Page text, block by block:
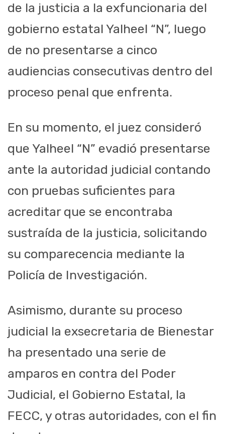
de la justicia a la exfuncionaria del
gobierno estatal Yalheel “N”, luego
de no presentarse a cinco
audiencias consecutivas dentro del
proceso penal que enfrenta.
En su momento, el juez consideró
que Yalheel “N” evadió presentarse
ante la autoridad judicial contando
con pruebas suficientes para
acreditar que se encontraba
sustraída de la justicia, solicitando
su comparecencia mediante la
Policía de Investigación.
Asimismo, durante su proceso
judicial la exsecretaria de Bienestar
ha presentado una serie de
amparos en contra del Poder
Judicial, el Gobierno Estatal, la
FECC, y otras autoridades, con el fin